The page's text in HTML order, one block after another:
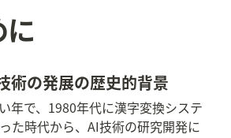
術の発展の歴史的背景
年で、1980年代に漢字変換システ
た時代から、AI技術の研究開発に